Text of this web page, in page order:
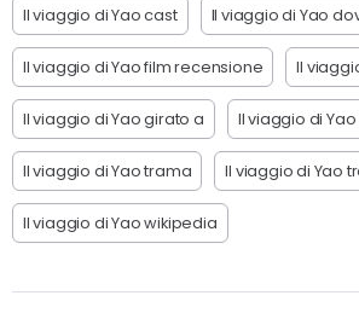
Il viaggio di Yao cast Il viaggio di Yao
Il viaggio di Yao film recensione Il
Il viaggio di Yao girato a Il viaggio di
Il viaggio di Yao trama Il viaggio di Yao
Il viaggio di Yao wikipedia